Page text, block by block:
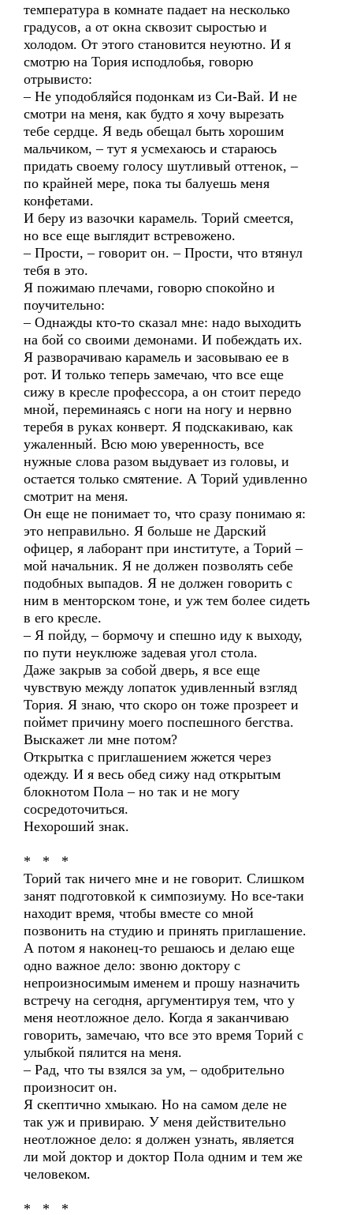
температура в комнате падает на несколько
градусов, а от окна сквозит сыростью и
холодом. От этого становится неуютно. И я
смотрю на Тория исподлобья, говорю
отрывисто:
– Не уподобляйся подонкам из Си-Вай. И не
смотри на меня, как будто я хочу вырезать
тебе сердце. Я ведь обещал быть хорошим
мальчиком, – тут я усмехаюсь и стараюсь
придать своему голосу шутливый оттенок, –
по крайней мере, пока ты балуешь меня
конфетами.
И беру из вазочки карамель. Торий смеется,
но все еще выглядит встревожено.
– Прости, – говорит он. – Прости, что втянул
тебя в это.
Я пожимаю плечами, говорю спокойно и
поучительно:
– Однажды кто-то сказал мне: надо выходить
на бой со своими демонами. И побеждать их.
Я разворачиваю карамель и засовываю ее в
рот. И только теперь замечаю, что все еще
сижу в кресле профессора, а он стоит передо
мной, переминаясь с ноги на ногу и нервно
теребя в руках конверт. Я подскакиваю, как
ужаленный. Всю мою уверенность, все
нужные слова разом выдувает из головы, и
остается только смятение. А Торий удивленно
смотрит на меня.
Он еще не понимает то, что сразу понимаю я:
это неправильно. Я больше не Дарский
офицер, я лаборант при институте, а Торий –
мой начальник. Я не должен позволять себе
подобных выпадов. Я не должен говорить с
ним в менторском тоне, и уж тем более сидеть
в его кресле.
– Я пойду, – бормочу и спешно иду к выходу,
по пути неуклюже задевая угол стола.
Даже закрыв за собой дверь, я все еще
чувствую между лопаток удивленный взгляд
Тория. Я знаю, что скоро он тоже прозреет и
поймет причину моего поспешного бегства.
Выскажет ли мне потом?
Открытка с приглашением жжется через
одежду. И я весь обед сижу над открытым
блокнотом Пола – но так и не могу
сосредоточиться.
Нехороший знак.
* * *
Торий так ничего мне и не говорит. Слишком
занят подготовкой к симпозиуму. Но все-таки
находит время, чтобы вместе со мной
позвонить на студию и принять приглашение.
А потом я наконец-то решаюсь и делаю еще
одно важное дело: звоню доктору с
непроизносимым именем и прошу назначить
встречу на сегодня, аргументируя тем, что у
меня неотложное дело. Когда я заканчиваю
говорить, замечаю, что все это время Торий с
улыбкой пялится на меня.
– Рад, что ты взялся за ум, – одобрительно
произносит он.
Я скептично хмыкаю. Но на самом деле не
так уж и привираю. У меня действительно
неотложное дело: я должен узнать, является
ли мой доктор и доктор Пола одним и тем же
человеком.
* * *